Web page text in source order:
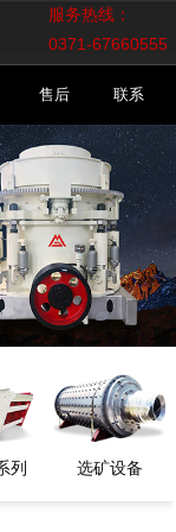
服务热线：
0371-67660555
售后 联系
列 选矿设备